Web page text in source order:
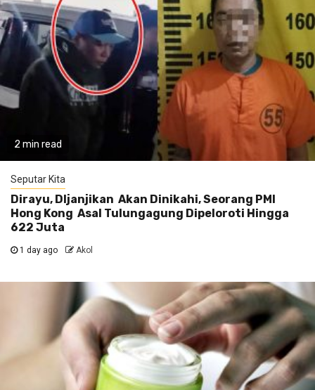
2 min read
Seputar Kita
Dirayu, DIjanjikan Akan Dinikahi, Seorang PMI
Hong Kong Asal Tulungagung Dipeloroti Hingga
622 Juta
1 day ago Akol